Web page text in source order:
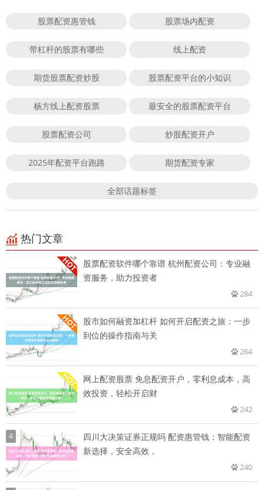
股票配资惠管钱 股票场内配资
带杠杆的股票有哪些 线上配资
期货股票配资炒股 股票配资平台的小知识
杨方线上配资股票 最安全的股票配资平台
股票配资公司 炒股配资开户
2025年配资平台跑路 期货配资专家
全部话题标签
热门文章
股票配资软件哪个靠谱 杭州配资公司：专业融
资服务，助力投资者
284
股市如何融资加杠杆 如何开启配资之旅：一步
到位的操作指南与关
264
网上配资股票 免息配资开户，零利息成本，高
效投资，轻松开启财
242
4
四川大决策证券正规吗 配资惠管钱：智能配资
新选择，安全高效，
240